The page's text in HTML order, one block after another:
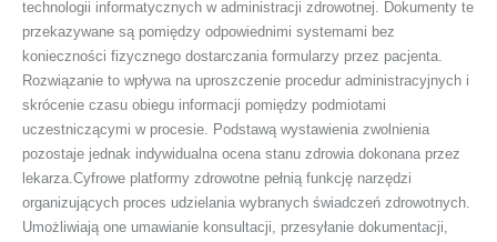
technologii informatycznych w administracji zdrowotnej. Dokumenty te
przekazywane są pomiędzy odpowiednimi systemami bez
konieczności fizycznego dostarczania formularzy przez pacjenta.
Rozwiązanie to wpływa na uproszczenie procedur administracyjnych i
skrócenie czasu obiegu informacji pomiędzy podmiotami
uczestniczącymi w procesie. Podstawą wystawienia zwolnienia
pozostaje jednak indywidualna ocena stanu zdrowia dokonana przez
lekarza.Cyfrowe platformy zdrowotne pełnią funkcję narzędzi
organizujących proces udzielania wybranych świadczeń zdrowotnych.
Umożliwiają one umawianie konsultacji, przesyłanie dokumentacji,